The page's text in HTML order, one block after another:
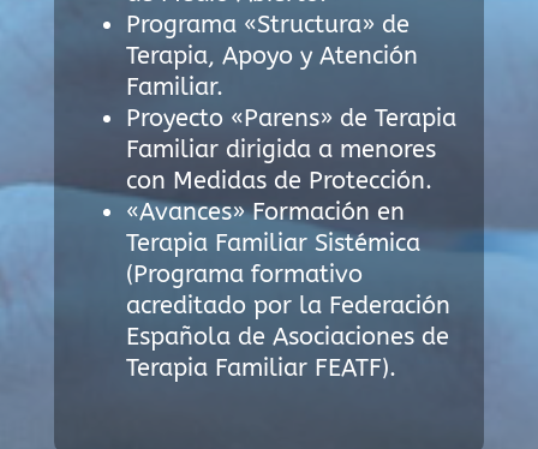
Programa «Structura» de
Terapia, Apoyo y Atención
Familiar.
Proyecto «Parens» de Terapia
Familiar dirigida a menores
con Medidas de Protección.
«Avances» Formación en
Terapia Familiar Sistémica
(Programa formativo
acreditado por la Federación
Española de Asociaciones de
Terapia Familiar FEATF).